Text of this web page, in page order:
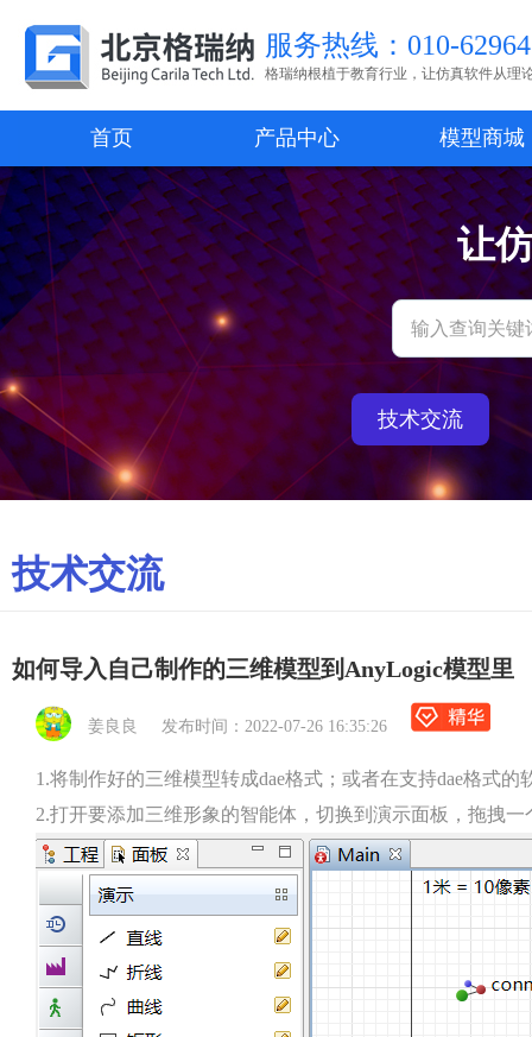
服务热线：010-
格瑞纳根植于教育行业，让仿真软件从理
首页 产品中心 模型商城
让
技术交流
技术交流
如何导入自己制作的三维模型到AnyLogic模型里
姜良良 发布时间：2022-07-26 16:35:26
1.将制作好的三维模型转成dae格式；或者在支持dae格式
2.打开要添加三维形象的智能体，切换到演示面板，拖拽一